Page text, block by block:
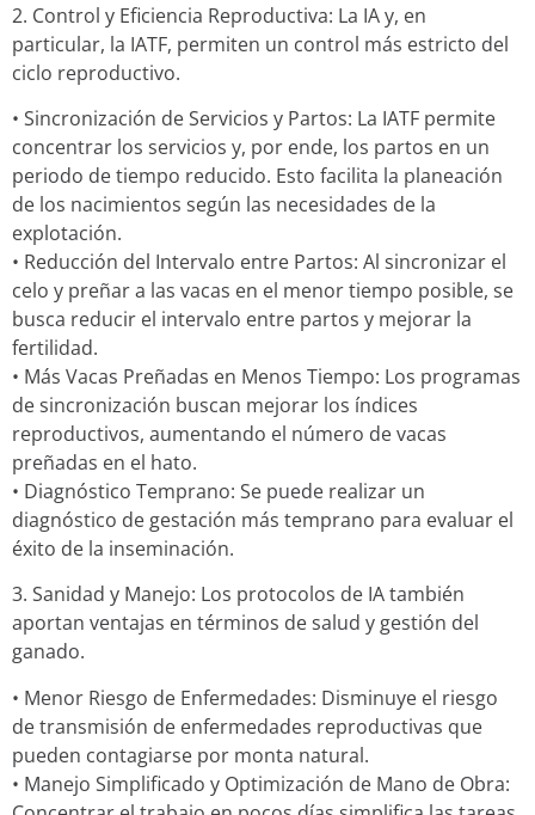
2. Control y Eficiencia Reproductiva: La IA y, en
particular, la IATF, permiten un control más estricto del
ciclo reproductivo.
• Sincronización de Servicios y Partos: La IATF permite
concentrar los servicios y, por ende, los partos en un
periodo de tiempo reducido. Esto facilita la planeación
de los nacimientos según las necesidades de la
explotación.
• Reducción del Intervalo entre Partos: Al sincronizar el
celo y preñar a las vacas en el menor tiempo posible, se
busca reducir el intervalo entre partos y mejorar la
fertilidad.
• Más Vacas Preñadas en Menos Tiempo: Los programas
de sincronización buscan mejorar los índices
reproductivos, aumentando el número de vacas
preñadas en el hato.
• Diagnóstico Temprano: Se puede realizar un
diagnóstico de gestación más temprano para evaluar el
éxito de la inseminación.
3. Sanidad y Manejo: Los protocolos de IA también
aportan ventajas en términos de salud y gestión del
ganado.
• Menor Riesgo de Enfermedades: Disminuye el riesgo
de transmisión de enfermedades reproductivas que
pueden contagiarse por monta natural.
• Manejo Simplificado y Optimización de Mano de Obra: